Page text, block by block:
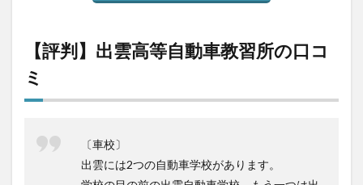
【評判】出雲高等自動車教習所の口コ
ミ
〔車校〕
出雲には2つの自動車学校があります。